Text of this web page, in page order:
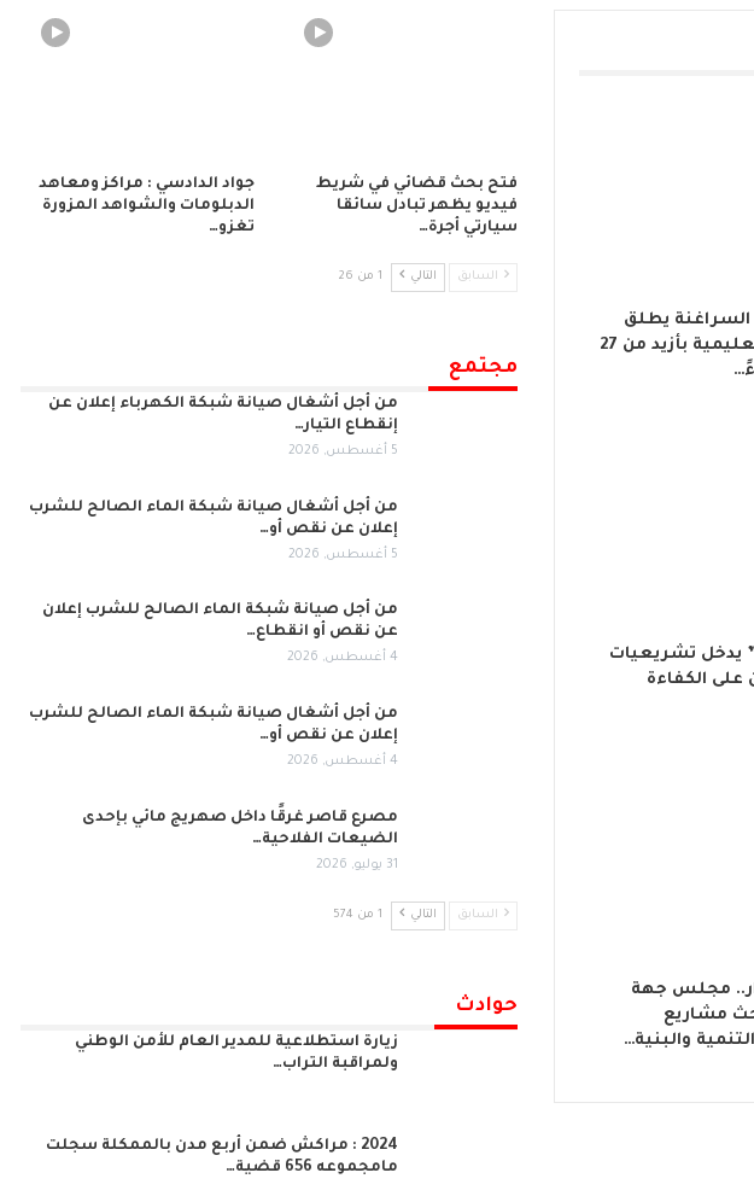
يطلق
مشاريع تنموية وتعليمية بأزيد من 27
يدخل تشريعيات
على الكفاءة
مجلس جهة
مشاريع
والبنية…
فتح بحث قضائي في شريط
فيديو يظهر تبادل سائقا
سيارتي أجرة…
جواد الدادسي : مراكز ومعاهد
الدبلومات والشواهد المزورة
تغزو…
السابق التالي 1 من 26
مجتمع
من أجل أشغال صيانة شبكة الكهرباء إعلان عن
إنقطاع التيار…
5 أغسطس, 2026
من أجل أشغال صيانة شبكة الماء الصالح للشرب
إعلان عن نقص أو…
5 أغسطس, 2026
من أجل صيانة شبكة الماء الصالح للشرب إعلان
عن نقص أو انقطاع…
4 أغسطس, 2026
من أجل أشغال صيانة شبكة الماء الصالح للشرب
إعلان عن نقص أو…
4 أغسطس, 2026
مصرع قاصر غرقًا داخل صهريج مائي بإحدى
الضيعات الفلاحية…
31 يوليو, 2026
السابق التالي 1 من 574
حوادث
زيارة استطلاعية للمدير العام للأمن الوطني
ولمراقبة التراب…
2024 : مراكش ضمن أربع مدن بالممكلة سجلت
مامجموعه 656 قضية…